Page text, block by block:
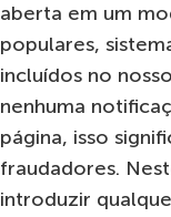
aberta em um
populares,
incluídos no
nenhuma
página, isso
fraudadores.
introduzir